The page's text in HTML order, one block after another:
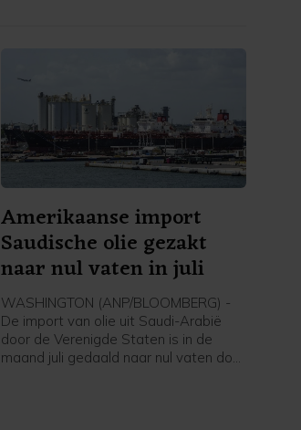
Amerikaanse import
Saudische olie gezakt
naar nul vaten in juli
WASHINGTON (ANP/BLOOMBERG) -
De import van olie uit Saudi-Arabië
door de Verenigde Staten is in de
maand juli gedaald naar nul vaten door